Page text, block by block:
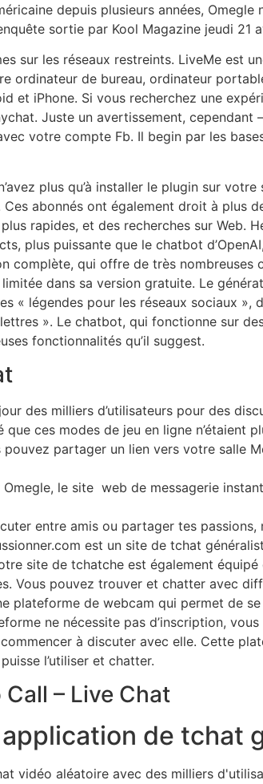
depuis plusieurs années, Omegle
sortie par Kool Magazine jeudi 21
sur les réseaux restreints. LiveMe est
ordinateur de bureau, ordinateur
et iPhone. Si vous recherchez une
Juste un avertissement,
votre compte Fb. Il begin par les
plus qu’à installer le plugin sur
abonnés ont également droit à plus
rapides, et des recherches sur Web.
plus puissante que le chatbot
complète, qui offre de très nombreuses
dans sa version gratuite. Le
« légendes pour les réseaux sociaux »,
». Le chatbot, qui fonctionne sur
fonctionnalités qu’il suggest.
des milliers d’utilisateurs pour des
ces modes de jeu en ligne n’étaient
partager un lien vers votre salle
le site web de messagerie
entre amis ou partager tes
est un site de tchat
site de tchatche est également équipé
Vous pouvez trouver et chatter avec
plateforme de webcam qui permet de
ne nécessite pas d’inscription,
à discuter avec elle. Cette
l’utiliser et chatter.
– Live Chat
de tchat
vidéo aléatoire avec des milliers